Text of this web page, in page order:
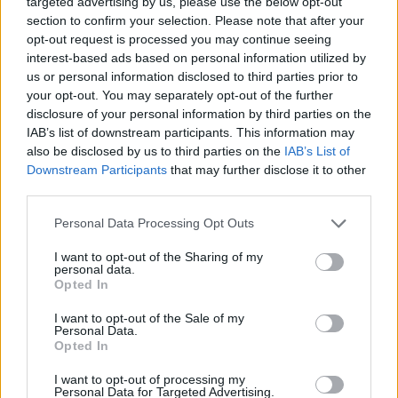
section to confirm your selection. Please note that after your
opt-out request is processed you may continue seeing
interest-based ads based on personal information utilized by
us or personal information disclosed to third parties prior to
your opt-out. You may separately opt-out of the further
disclosure of your personal information by third parties on the
IAB’s list of downstream participants. This information may
also be disclosed by us to third parties on the IAB’s List of
Downstream Participants that may further disclose it to other
Personal Data Processing Opt Outs
I want to opt-out of the Sharing of my
personal data.
Opted In
I want to opt-out of the Sale of my
Personal Data.
Opted In
I want to opt-out of processing my
Personal Data for Targeted Advertising.
πολιτικής συνεννόησης, η Ουάσιγκτον προσπαθεί
να δείξει ότι δεν έχει προσφέρει ακόμη κανένα
ουσιαστικό αντάλλαγμα.
Το πυρηνικό πρόγραμμα παραμένει
η μεγάλη “βόμβα”
Το δυσκολότερο σημείο των διαπραγματεύσεων
εμπλουτισμού που διαθέτει η Τεχεράνη.
Σύμφωνα με πληροφορίες, το Ιράν διαθέτει
περίπου
ποσοστό 60%, επίπεδο εξαιρετικά κοντά στις
απαιτήσεις για στρατιωτική χρήση. Η Ουάσιγκτον
πιέζει είτε για μεταφορά του αποθέματος στη